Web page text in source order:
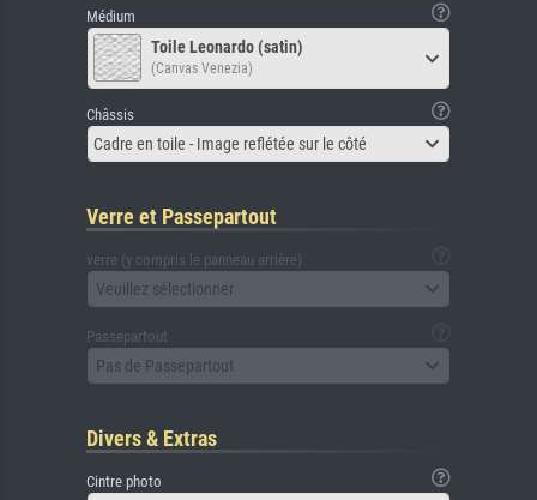
Médium
Toile Leonardo (satin)
(Canvas Venezia)
Châssis
Cadre en toile - Image reflétée sur le côté
Verre et Passepartout
verre (y compris le panneau arrière)
Veuillez sélectionner
Passepartout
Pas de Passepartout
Divers & Extras
Cintre photo